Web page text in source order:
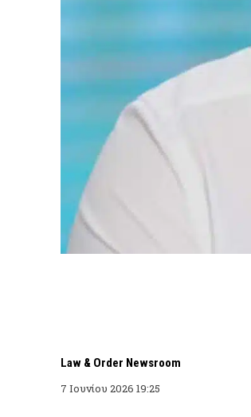
Law & Order Newsroom
7 Ιουνίου 2026 19:25